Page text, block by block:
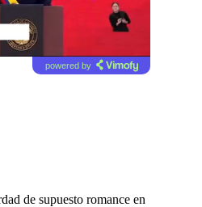
powered by
de supuesto romance en